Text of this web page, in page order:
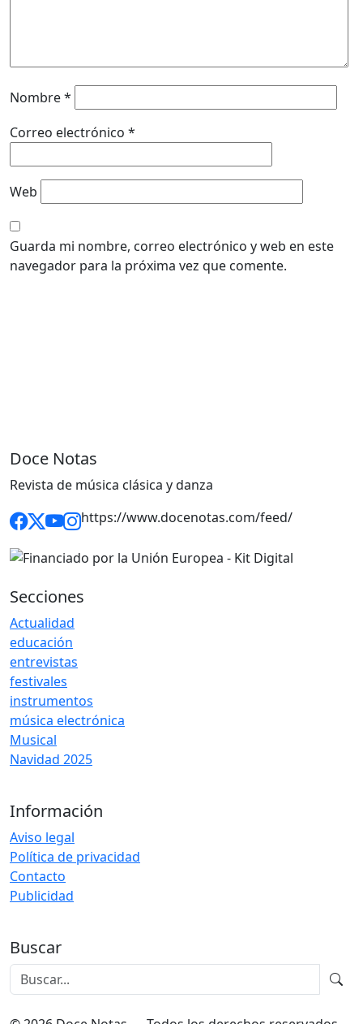
Nombre*
Correo electrónico *
Web
Guarda mi nombre, correo electrónico y web en este
navegador para la próxima vez que comente.
Doce Notas
Revista de música clásica y danza
https://www.docenotas.com/feed/
Secciones
Actualidad
educación
entrevistas
festivales
instrumentos
música electrónica
Musical
Navidad 2025
Información
Aviso legal
Política de privacidad
Contacto
Publicidad
Buscar